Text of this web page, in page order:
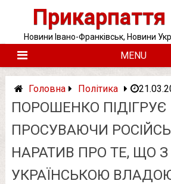
Новини Івано-Франківськ, Новини
MENU
Головна Політика
ПОРОШЕНКО ПІДІГРУЄ
ПРОСУВАЮЧИ
НАРАТИВ ПРО ТЕ, ЩО З
УКРАЇНСЬКОЮ